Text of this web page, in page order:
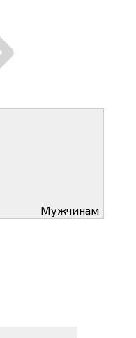
Мужчинам